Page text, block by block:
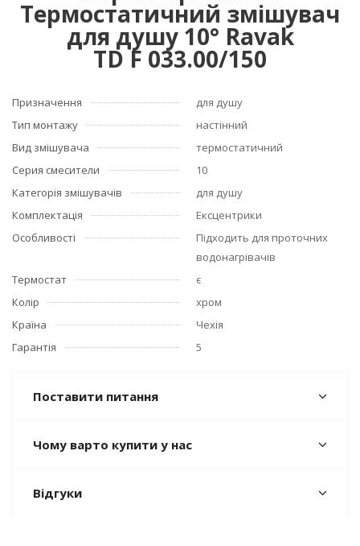
Термостатичний змішувач
для душу 10° Ravak
TD F 033.00/150
Призначення
для душу
Тип монтажу
настінний
Вид змішувача
термостатичний
Серия смесители
10
Категорія змішувачів
для душу
Комплектація
Ексцентрики
Особливості
Підходить для проточних
водонагрівачів
Термостат
є
Колір
хром
Країна
Чехія
Гарантія
5
Поставити питання
Чому варто купити у нас
Відгуки